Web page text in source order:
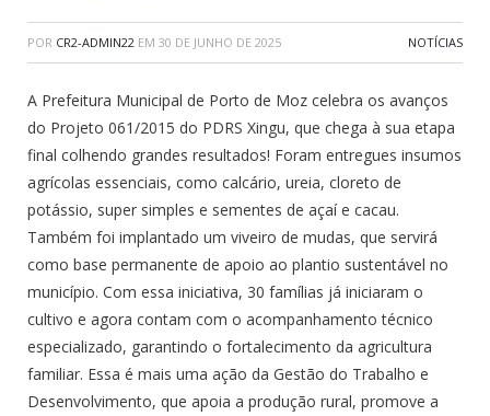
POR CR2-ADMIN22 EM 30 DE JUNHO DE 2025 NOTÍCIAS
A Prefeitura Municipal de Porto de Moz celebra os avanços
do Projeto 061/2015 do PDRS Xingu, que chega à sua etapa
final colhendo grandes resultados! Foram entregues insumos
agrícolas essenciais, como calcário, ureia, cloreto de
potássio, super simples e sementes de açaí e cacau.
Também foi implantado um viveiro de mudas, que servirá
como base permanente de apoio ao plantio sustentável no
município. Com essa iniciativa, 30 famílias já iniciaram o
cultivo e agora contam com o acompanhamento técnico
especializado, garantindo o fortalecimento da agricultura
familiar. Essa é mais uma ação da Gestão do Trabalho e
Desenvolvimento, que apoia a produção rural, promove a